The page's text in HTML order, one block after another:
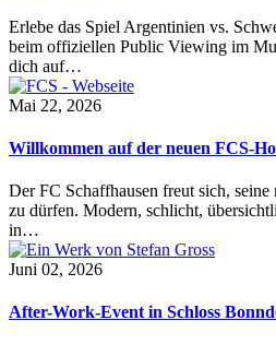
Erlebe das Spiel Argentinien vs.
beim offiziellen Public Viewing im
dich auf…
Mai 22, 2026
Willkommen auf der neuen FCS-
Der FC Schaffhausen freut sich, seine
zu dürfen. Modern, schlicht,
in…
Juni 02, 2026
After-Work-Event in Schloss